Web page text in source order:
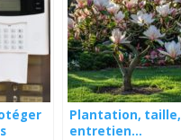
Plantation, taille,
entretien…